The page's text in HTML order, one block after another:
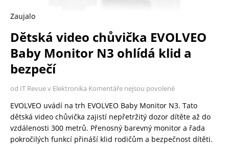
Zaujalo
Dětská video chůvička EVOLVEO
Baby Monitor N3 ohlídá klid a
bezpečí
od IT Revue v Elektronika Komentáře nejsou povolené
EVOLVEO uvádí na trh EVOLVEO Baby Monitor N3. Tato
dětská video chůvička zajistí nepřetržitý dozor dítěte až do
vzdálenosti 300 metrů. Přenosný barevný monitor a řada
pokročilých funkcí přináší klid rodičům a bezpečnost dítěti.